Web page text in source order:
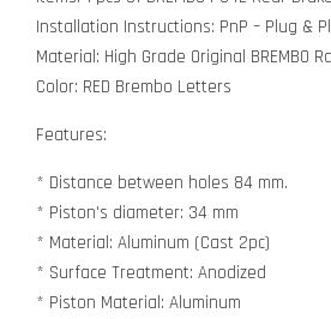
Installation Instructions: PnP – Plug &
Material: High Grade Original BREMBO
Color: RED Brembo Letters
Features:
* Distance between holes 84 mm.
* Piston's diameter: 34 mm
* Material: Aluminum (Cast 2pc)
* Surface Treatment: Anodized
* Piston Material: Aluminum